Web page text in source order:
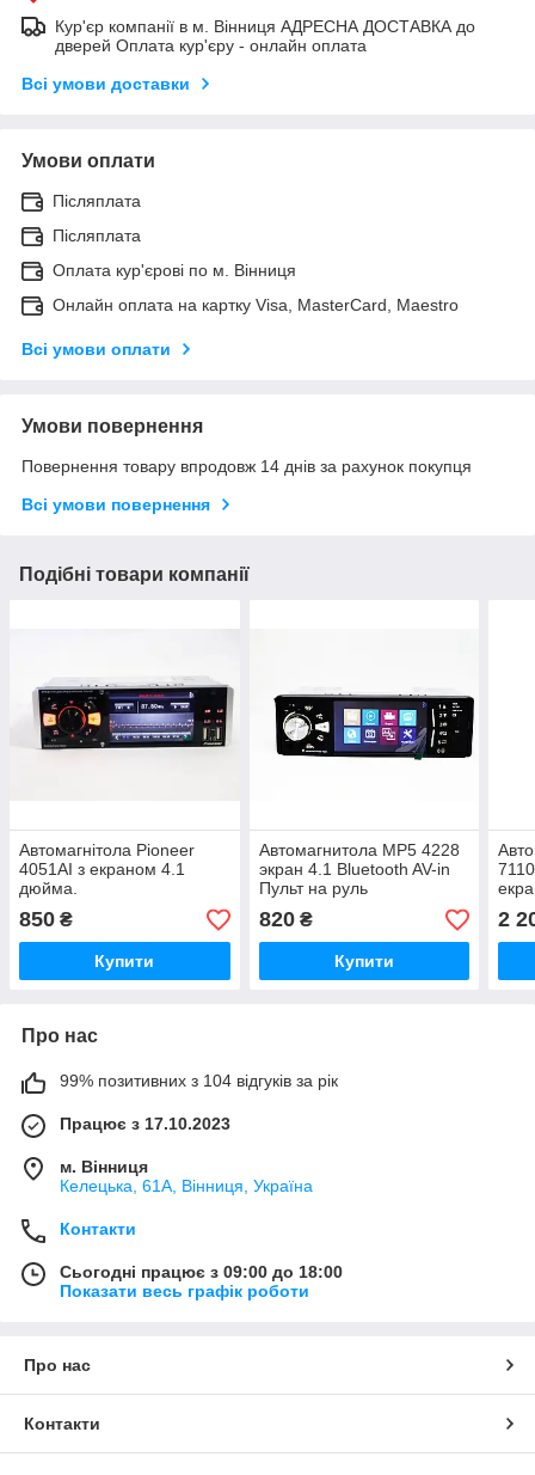
Кур'єр компанії в м. Вінниця АДРЕСНА ДОСТАВКА до
дверей Оплата кур'єру - онлайн оплата
Всі умови доставки
Умови оплати
Післяплата
Післяплата
Оплата кур'єрові по м. Вінниця
Онлайн оплата на картку Visa, MasterCard, Maestro
Всі умови оплати
Умови повернення
Повернення товару впродовж 14 днів за рахунок покупця
Всі умови повернення
Подібні товари компанії
Автомагнітола Pioneer
4051AI з екраном 4.1
дюйма.
850 ₴
Купити
Автомагнитола MP5 4228
экран 4.1 Bluetooth AV-in
Пульт на руль
820₴
Купити
2
Про нас
99% позитивних з 104 відгуків за рік
Працює з 17.10.2023
м. Вінниця
Келецька, 61А, Вінниця, Україна
Контакти
Сьогодні працює з 09:00 до 18:00
Показати весь графік роботи
Про нас
Контакти